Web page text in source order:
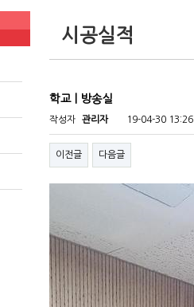
시공실적
학교 | 방송실
작성자 관리자 19-04-30 13:26
이전글 다음글